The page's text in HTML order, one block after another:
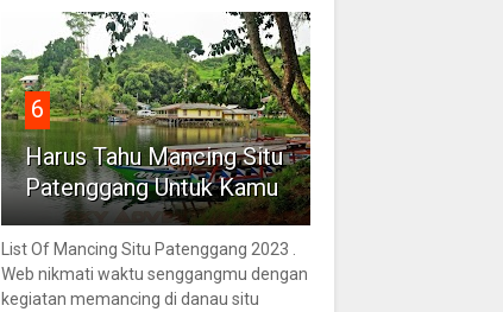
6
Harus Tahu Mancing Situ
Patenggang Untuk Kamu
List Of Mancing Situ Patenggang 2023 .
Web nikmati waktu senggangmu dengan
kegiatan memancing di danau situ